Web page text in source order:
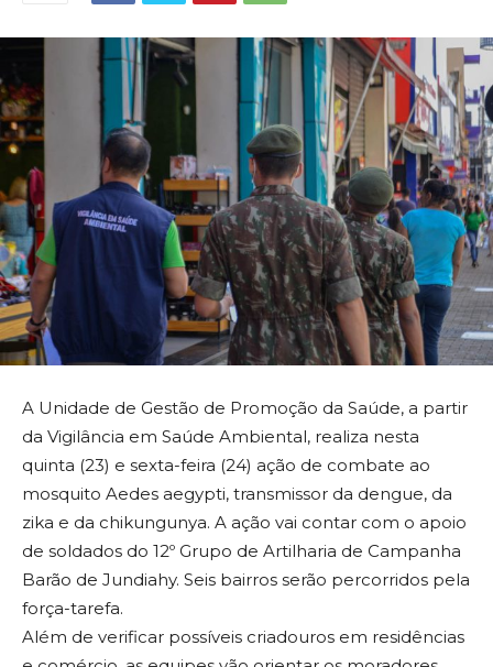
A Unidade de Gestão de Promoção da Saúde, a partir
da Vigilância em Saúde Ambiental, realiza nesta
quinta (23) e sexta-feira (24) ação de combate ao
mosquito Aedes aegypti, transmissor da dengue, da
zika e da chikungunya. A ação vai contar com o apoio
de soldados do 12º Grupo de Artilharia de Campanha
Barão de Jundiahy. Seis bairros serão percorridos pela
força-tarefa.
Além de verificar possíveis criadouros em residências